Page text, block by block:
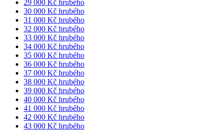
29 000 Kč hrubého
30 000 Kč hrubého
31 000 Kč hrubého
32 000 Kč hrubého
33 000 Kč hrubého
34 000 Kč hrubého
35 000 Kč hrubého
36 000 Kč hrubého
37 000 Kč hrubého
38 000 Kč hrubého
39 000 Kč hrubého
40 000 Kč hrubého
41 000 Kč hrubého
42 000 Kč hrubého
43 000 Kč hrubého